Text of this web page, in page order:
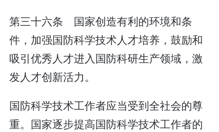
第三十六条 国家创造有利的环境和条
件，加强国防科学技术人才培养，鼓励和
吸引优秀人才进入国防科研生产领域，激
发人才创新活力。
国防科学技术工作者应当受到全社会的尊
重。国家逐步提高国防科学技术工作者的